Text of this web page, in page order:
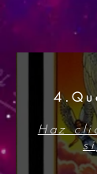
Haz